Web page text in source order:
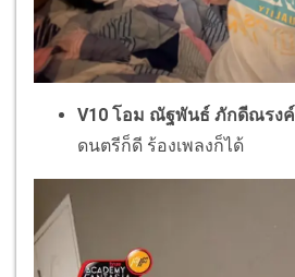
V10 โอม ณัฐพันธ์ ภักดีณรงค์
ดนตรีก็ดี ร้องเพลงก็ได้